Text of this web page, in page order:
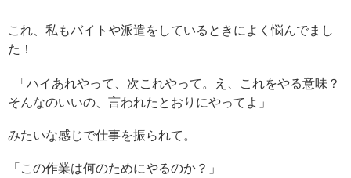
これ、私もバイトや派遣をしているときによく悩んでまし
た！
「ハイあれやって、次これやって。え、これをやる意味？
そんなのいいの、言われたとおりにやってよ」
みたいな感じで仕事を振られて。
「この作業は何のためにやるのか？」